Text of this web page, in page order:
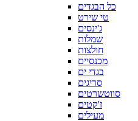
כל הבגדים
טי שירט
ג'ינסים
שמלות
חולצות
מכנסיים
בגדי ים
סריגים
סווטשרטים
ז'קטים
מעילים